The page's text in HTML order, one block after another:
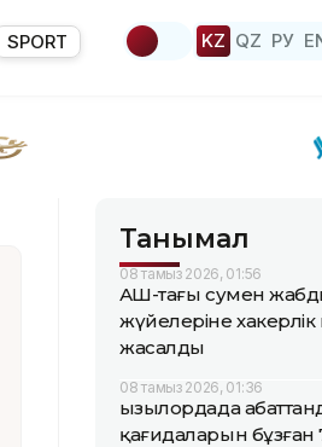
SPORT KZ QZ РУ
Танымал
08 тамыз 2026, 01:56
АҚШ-тағы сумен
жүйелеріне
жасалды
08 тамыз 2026, 01:36
Қызылордада
қағидаларын